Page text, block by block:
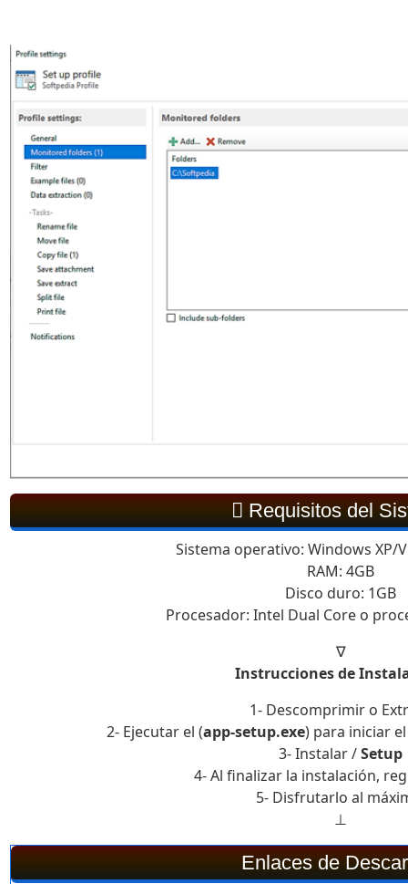
Requisitos del
Sistema operativo: Windows XP/
RAM: 4GB
Disco duro: 1GB
Procesador: Intel Dual Core o
∇
Instrucciones de
1- Descomprimir o
2- Ejecutar el (app-setup.exe) para iniciar
3- Instalar /Setup
4- Al finalizar la instalación,
5- Disfrutarlo al
⊥
Enlaces de